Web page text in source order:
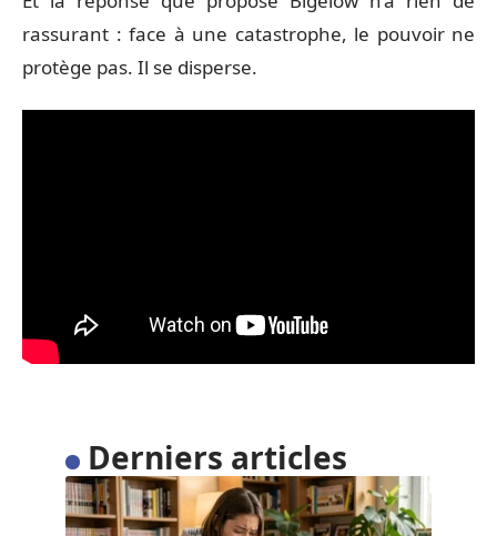
rassurant : face à une catastrophe, le pouvoir ne
protège pas. Il se disperse.
Derniers articles